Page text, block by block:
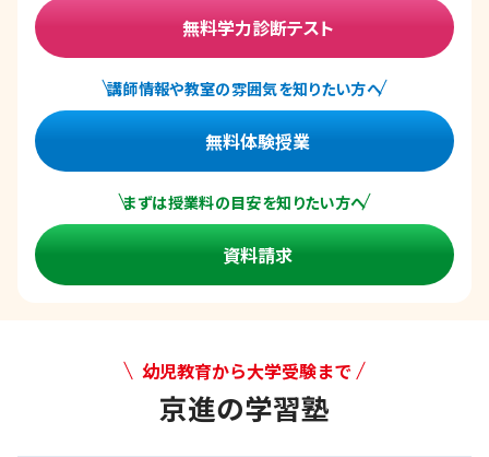
無料学力診断テスト
講師情報や教室の雰囲気を知りたい方へ
無料体験授業
まずは授業料の目安を知りたい方へ
資料請求
幼児教育から大学受験まで
京進の学習塾